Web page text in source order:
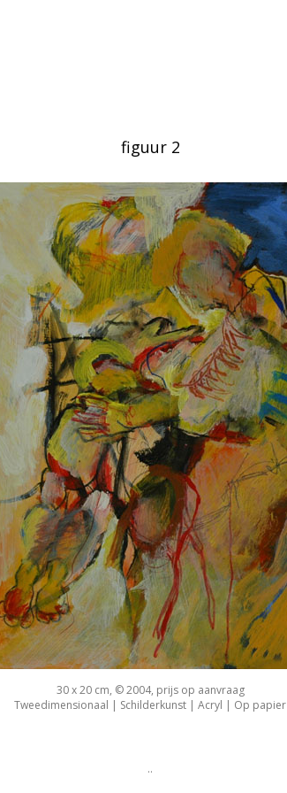
figuur 2
30 x 20 cm, © 2004, prijs op aanvraag
Tweedimensionaal | Schilderkunst | Acryl | Op papier
..